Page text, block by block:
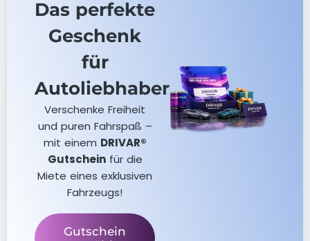
Das perfekte
Geschenk
für
Autoliebhaber
Verschenke Freiheit
und puren Fahrspaß –
mit einem DRIVAR®
Gutscheinfür die
Miete eines exklusiven
Fahrzeugs!
Gutschein